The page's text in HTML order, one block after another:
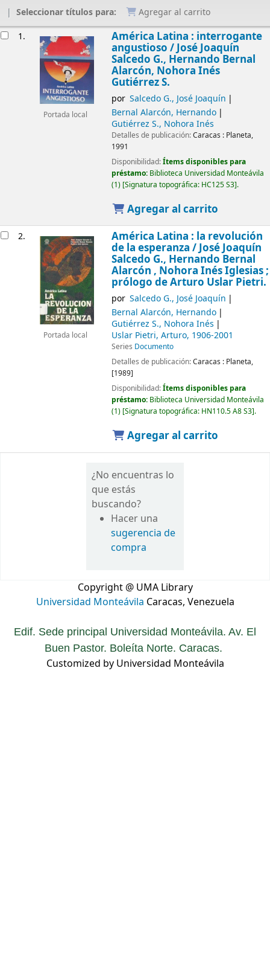
Seleccionar títulos para:
Agregar al carrito
1.
Portada local
América Latina : interrogante
angustioso /José Joaquín
Salcedo G., Hernando Bernal
Alarcón, Nohora Inés
Gutiérrez S.
por Salcedo G., José Joaquín
Bernal Alarcón, Hernando
Gutiérrez S., Nohora Inés
Detalles de publicación:Caracas : Planeta,
1991
Disponibilidad:Ítems disponibles para
préstamo: Biblioteca Universidad Monteávila
(1) Signatura topográfica: HC125 S3 .
Agregar al carrito
2.
Portada local
América Latina : la revolución
de la esperanza /José Joaquín
Salcedo G., Hernando Bernal
Alarcón , Nohora Inés Iglesias ;
prólogo de Arturo Uslar Pietri.
por Salcedo G., José Joaquín
Bernal Alarcón, Hernando
Gutiérrez S., Nohora Inés
Uslar Pietri, Arturo, 1906-2001
Series Documento
Detalles de publicación:Caracas : Planeta,
[1989]
Disponibilidad:Ítems disponibles para
préstamo: Biblioteca Universidad Monteávila
(1) Signatura topográfica: HN110.5 A8 S3 .
Agregar al carrito
¿No encuentras lo
que estás
buscando?
Hacer una
sugerencia de
compra
Copyright @ UMA Library
Universidad Monteávila Caracas, Venezuela
Edif. Sede principal Universidad Monteávila. Av. El
Buen Pastor. Boleíta Norte. Caracas.
Customized by Universidad Monteávila